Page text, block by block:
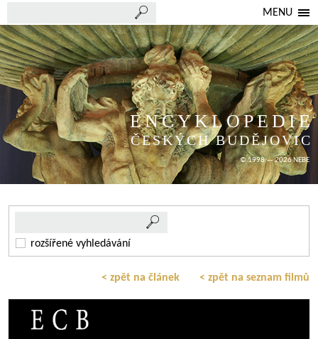
MENU
ENCYKLOPEDIE
ČESKÝCH BUDĚJOVIC
© 1998 — 2026 NEBE
rozšířené vyhledávání
< zpět na článek < zpět na seznam filmů